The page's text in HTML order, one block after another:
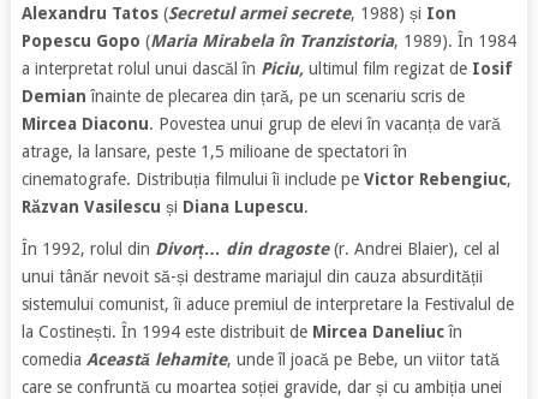
Alexandru Tatos(Secretul armei secrete, 1988) și Ion
Popescu Gopo (Maria Mirabela în Tranzistoria, 1989). În 1984
a interpretat rolul unui dascăl în Piciu, ultimul film regizat de Iosif
Demian înainte de plecarea din țară, pe un scenariu scris de
Mircea Diaconu. Povestea unui grup de elevi în vacanța de vară
atrage, la lansare, peste 1,5 milioane de spectatori în
cinematografe. Distribuția filmului îi include pe Victor Rebengiuc,
Răzvan Vasilescu și Diana Lupescu.
În 1992, rolul din Divorț… din dragoste(r. Andrei Blaier), cel al
unui tânăr nevoit să-și destrame mariajul din cauza absurdității
sistemului comunist, îi aduce premiul de interpretare la Festivalul de
la Costinești. În 1994 este distribuit de Mircea Daneliucîn
comedia Această lehamite, unde îl joacă pe Bebe, un viitor tată
care se confruntă cu moartea soției gravide, dar și cu ambiția unei